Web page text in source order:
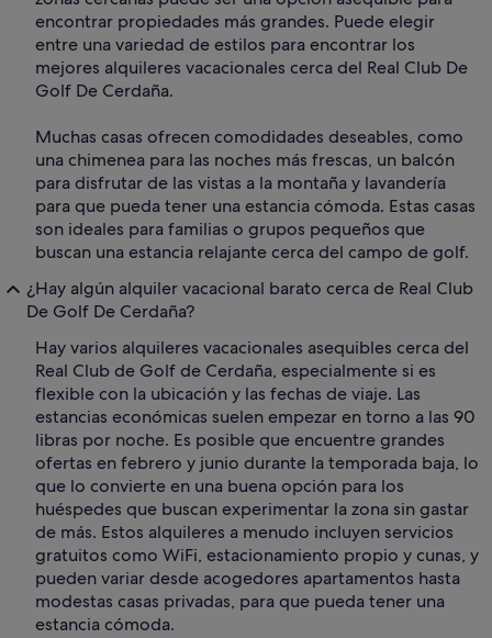
encontrar propiedades más grandes. Puede elegir
entre una variedad de estilos para encontrar los
mejores alquileres vacacionales cerca del Real Club De
Golf De Cerdaña.
Muchas casas ofrecen comodidades deseables, como
una chimenea para las noches más frescas, un balcón
para disfrutar de las vistas a la montaña y lavandería
para que pueda tener una estancia cómoda. Estas casas
son ideales para familias o grupos pequeños que
buscan una estancia relajante cerca del campo de golf.
¿Hay algún alquiler vacacional barato cerca de Real Club
De Golf De Cerdaña?
Hay varios alquileres vacacionales asequibles cerca del
Real Club de Golf de Cerdaña, especialmente si es
flexible con la ubicación y las fechas de viaje. Las
estancias económicas suelen empezar en torno a las 90
libras por noche. Es posible que encuentre grandes
ofertas en febrero y junio durante la temporada baja, lo
que lo convierte en una buena opción para los
huéspedes que buscan experimentar la zona sin gastar
de más. Estos alquileres a menudo incluyen servicios
gratuitos como WiFi, estacionamiento propio y cunas, y
pueden variar desde acogedores apartamentos hasta
modestas casas privadas, para que pueda tener una
estancia cómoda.